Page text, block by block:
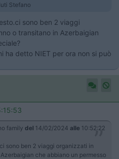
Stefano
sono ben 2 viaggi
o transitano in Azerbaigian
ha detto NIET per ora non si può
family del 14/02/2024 alle 10:52:22
sono ben 2 viaggi organizzati in
che abbiano un permesso